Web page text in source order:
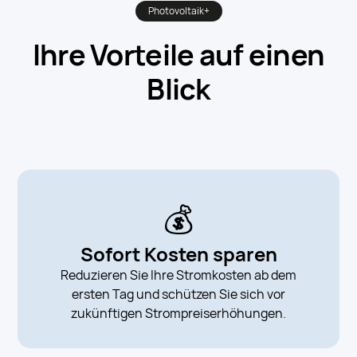
Photovoltaik+
Ihre Vorteile auf einen
Blick
💰
Sofort Kosten sparen
Reduzieren Sie Ihre Stromkosten ab dem
ersten Tag und schützen Sie sich vor
zukünftigen Strompreiserhöhungen.